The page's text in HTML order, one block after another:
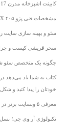
کابینت اشپزخانه مدرن 2017
مشخصات فنی پژو ۴۰۵ SLX در بوق
سئو و بهینه سازی سایت
سحر قریشی کیست و
چگونه یک متخصص سئو
کتاب به شما یاد می‌دهد
خودتان را پیدا کنید و شکل
معرفی ۵ وبسایت برتر در حوزه های دندانپزشکی و پزشکی و سبک زندگی
تکنولوژی آر وی جی؛